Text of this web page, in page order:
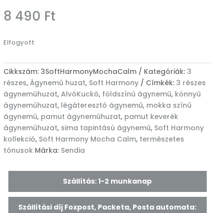
8 490 Ft
Elfogyott
Cikkszám: 3SoftHarmonyMochaCalm Kategóriák: 3
részes, Ágynemű huzat, Soft Harmony Címkék: 3 részes
ágyneműhuzat, AlvóKuckó, földszínű ágynemű, könnyű
ágyneműhuzat, légáteresztő ágynemű, mokka színű
ágynemű, pamut ágyneműhuzat, pamut keverék
ágyneműhuzat, sima tapintású ágynemű, Soft Harmony
kollekció, Soft Harmony Mocha Calm, természetes
tónusok Márka: Sendia
Szállítás: 1-2 munkanap
Szállítási díj Foxpost, Packeta, Posta automata: